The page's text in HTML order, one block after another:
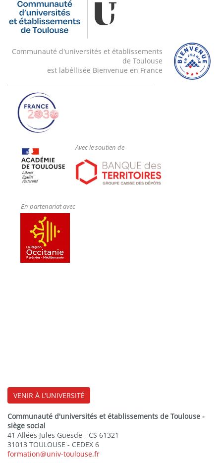
Communauté d'universités et établissements
de Toulouse
est labéllisée Bienvenue en France
Avec le soutien de
En partenariat avec
VENIR À L'UNIVERSITÉ
Communauté d'universités et établissements de Toulouse -
siège social
41 Allées Jules Guesde - CS 61321
31013 TOULOUSE - CEDEX 6
formation@univ-toulouse.fr